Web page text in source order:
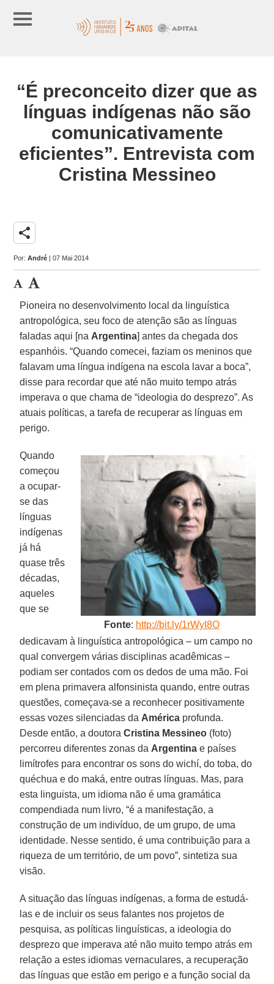
“É preconceito dizer que as
línguas indígenas não são
comunicativamente
eficientes”. Entrevista com
Cristina Messineo
share
Por:André | 07 Mai 2014
Pioneira no desenvolvimento local da linguística
antropológica, seu foco de atenção são as línguas
faladas aqui [na Argentina] antes da chegada dos
espanhóis. “Quando comecei, faziam os meninos que
falavam uma língua indígena na escola lavar a boca”,
disse para recordar que até não muito tempo atrás
imperava o que chama de “ideologia do desprezo”. As
atuais políticas, a tarefa de recuperar as línguas em
perigo.
Fonte: http://bit.ly/1rWyI8O
Quando
começou
a ocupar-
se das
línguas
indígenas
já há
quase três
décadas,
aqueles
que se
dedicavam à linguística antropológica – um campo no
qual convergem várias disciplinas acadêmicas –
podiam ser contados com os dedos de uma mão. Foi
em plena primavera alfonsinista quando, entre outras
questões, começava-se a reconhecer positivamente
essas vozes silenciadas da América profunda.
Desde então, a doutoraCristina Messineo (foto)
percorreu diferentes zonas da Argentina e países
limítrofes para encontrar os sons do wichí, do toba, do
quéchua e do maká, entre outras línguas. Mas, para
esta linguista, um idioma não é uma gramática
compendiada num livro, “é a manifestação, a
construção de um indivíduo, de um grupo, de uma
identidade. Nesse sentido, é uma contribuição para a
riqueza de um território, de um povo”, sintetiza sua
visão.
A situação das línguas indígenas, a forma de estudá-
las e de incluir os seus falantes nos projetos de
pesquisa, as políticas linguísticas, a ideologia do
desprezo que imperava até não muito tempo atrás em
relação a estes idiomas vernaculares, a recuperação
das línguas que estão em perigo e a função social da